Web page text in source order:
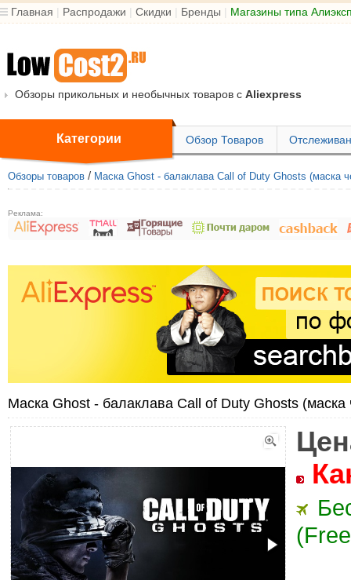
Главная | Распродажи | Скидки | Бренды | Магазины типа
Обзоры прикольных и необычных товаров с Aliexpress
Категории Обзор Товаров
Обзоры товаров / Маска Ghost - балаклава Call of Duty Ghosts (маска
Реклама:
Маска Ghost - балаклава Call of Duty Ghosts